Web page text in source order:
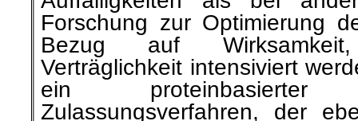
Forschung zur Optimierung
Bezug auf
Verträglichkeit intensiviert
ein
Zulassungsverfahren, der